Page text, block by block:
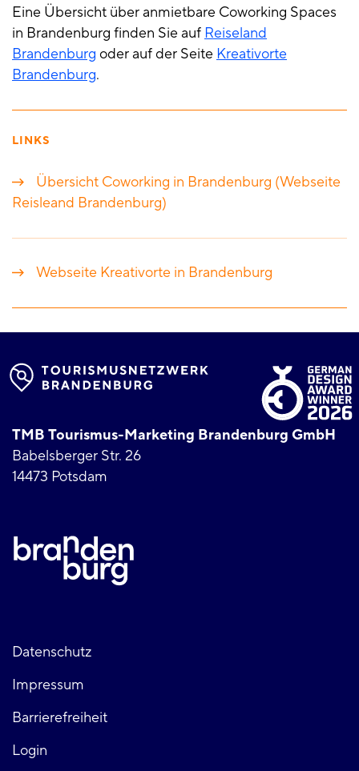
Eine Übersicht über anmietbare Coworking Spaces
in Brandenburg finden Sie auf Reiseland
Brandenburg oder auf der Seite Kreativorte
Brandenburg.
LINKS
Übersicht Coworking in Brandenburg (Webseite
Reisleand Brandenburg)
Webseite Kreativorte in Brandenburg
TMB Tourismus-Marketing Brandenburg GmbH
Babelsberger Str. 26
14473 Potsdam
Fußzeile
links
Datenschutz
Impressum
Barrierefreiheit
Login